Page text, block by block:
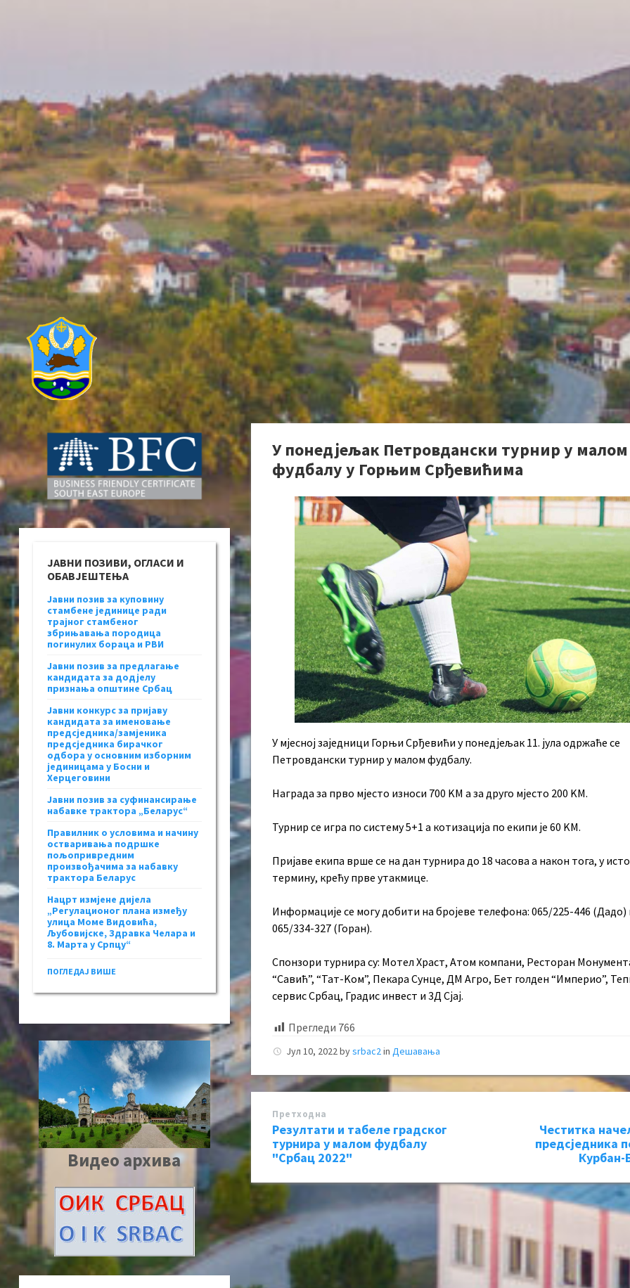
У понедјељак Петровдански турнир у малом
фудбалу у Горњим Срђевићима
У мјесној заједници Горњи Срђевићи у понедјељак 11. јула одржаће се
Петровдански турнир у малом фудбалу.
Награда за прво мјесто износи 700 KМ а за друго мјесто 200 KМ.
Турнир се игра по систему 5+1 а котизација по екипи је 60 KМ.
Пријаве екипа врше се на дан турнира до 18 часова а након тога, у
термину, крећу прве утакмице.
Информације се могу добити на бројеве телефона: 065/225-446 (Дадо)
065/334-327 (Горан).
Спонзори турнира су: Мотел Храст, Атом компани, Ресторан
“Савић”, “Тат-Kом”, Пекара Сунце, ДМ Агро, Бет голден “Империо”,
сервис Србац, Градис инвест и 3Д Сјај.
Прегледи 766
Јул 10, 2022bysrbac2in Дешавања
Претходна
Резултати и табеле градског
турнира у малом фудбалу
"Србац 2022"
Честитка
предсједника
Курбан-
ЈАВНИ ПОЗИВИ, ОГЛАСИ И
ОБАВЈЕШТЕЊА
Јавни позив за куповину
стамбене јединице ради
трајног стамбеног
збрињавања породица
погинулих бораца и РВИ
Јавни позив за предлагање
кандидата за додјелу
признања општине Србац
Јавни конкурс за пријаву
кандидата за именовање
предсједника/замјеника
предсједника бирачког
одбора у основним изборним
јединицама у Босни и
Херцеговини
Јавни позив за суфинансирање
набавке трактора „Беларус“
Правилник о условима и начину
остваривања подршке
пољопривредним
произвођачима за набавку
трактора Беларус
Нацрт измјене дијела
„Регулационог плана између
улица Моме Видовића,
Љубовијске, Здравка Челара и
8. Марта у Српцу“
ПОГЛЕДАЈ ВИШЕ
Видео архива